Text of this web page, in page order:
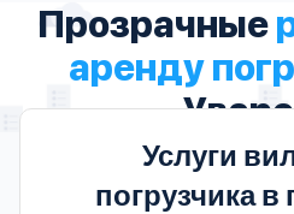
Прозрачные
аренду
Услуги
погрузчика в